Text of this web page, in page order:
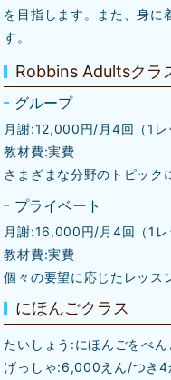
を目指します。また、身に
す。
Robbins Adultsクラ
グループ
月謝:12,000円/月4回（1レ
教材費:実費
さまざまな分野のトピック
プライベート
月謝:16,000円/月4回（1レ
教材費:実費
個々の要望に応じたレッス
にほんごクラス
たいしょう:にほんごをべん
げっしゃ:6,000えん/つき4